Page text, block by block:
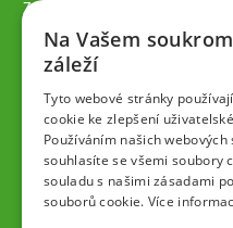
Züchtungsmethodik dar,
professionelle Obstzüchter
Geschäftsführer der
Dipl.-Ing. Tomáš Zmeškal
Dipl.-Ing. Jaroslav Vácha
Gesellschafter
Dipl.-Ing. Jan Blažek, CS c.
Dipl.-Ing. Josef Kosina, CS c.
Dipl.-Ing. Václav Ludvík
Na Vašem
záleží
Tyto webové stránky
cookie ke zlepšení
Používáním našich webových
souhlasíte se všemi soubory
souladu s našimi zásadami
souborů cookie. Více